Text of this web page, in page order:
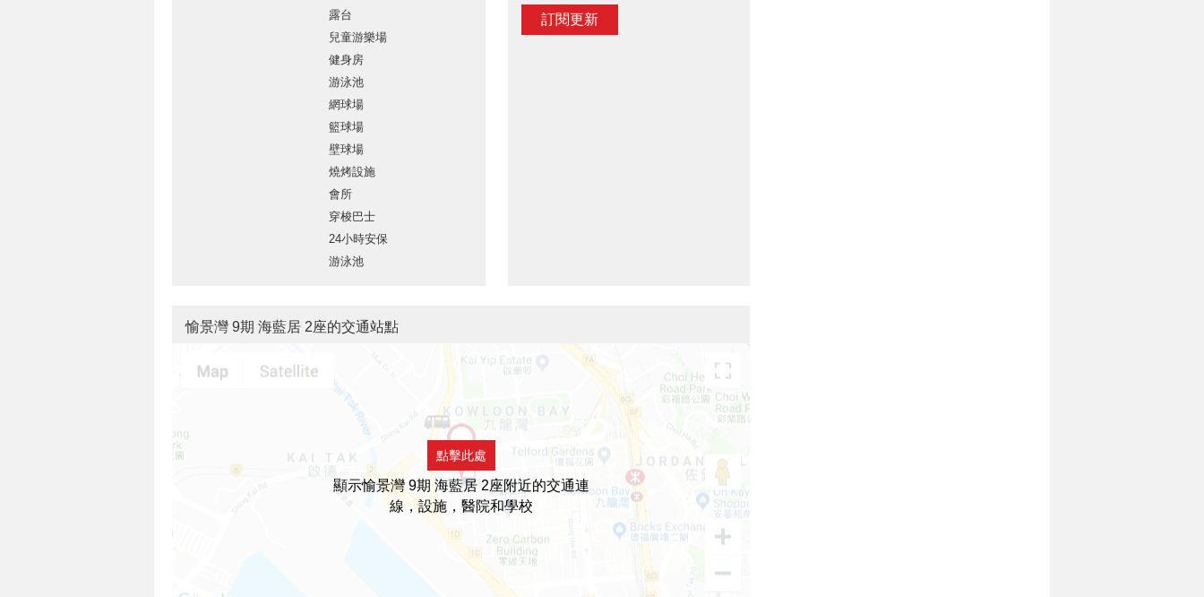
露台
兒童游樂場
健身房
游泳池
網球場
籃球場
壁球場
燒烤設施
會所
穿梭巴士
24小時安保
游泳池
訂閱更新
愉景灣 9期 海藍居 2座的交通站點
點擊此處
顯示愉景灣 9期 海藍居 2座附近的交通連
線，設施，醫院和學校